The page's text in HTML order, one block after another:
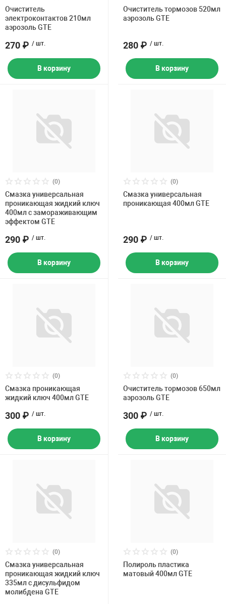
Накачка колес
Мотоадаптеры
Правка дисков
Разное
Инструмент
Очиститель
электроконтактов 210мл
аэрозоль GTE
270 ₽ / шт.
В корзину
Очиститель тормозов 520мл
аэрозоль GTE
280 ₽ / шт.
В корзину
(0)
Смазка универсальная
проникающая жидкий ключ
400мл с замораживающим
эффектом GTE
290 ₽ / шт.
В корзину
(0)
Смазка универсальная
проникающая 400мл GTE
290 ₽ / шт.
В корзину
(0)
Смазка проникающая
жидкий ключ 400мл GTE
300 ₽ / шт.
В корзину
(0)
Очиститель тормозов 650мл
аэрозоль GTE
300 ₽ / шт.
В корзину
(0)
Смазка универсальная
проникающая жидкий ключ
335мл с дисульфидом
молибдена GTE
(0)
Полироль пластика
матовый 400мл GTE